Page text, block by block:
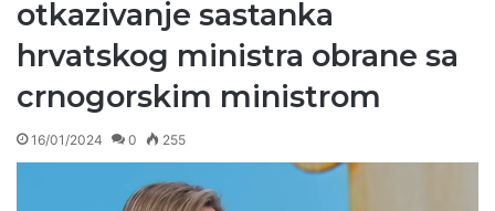
otkazivanje sastanka
hrvatskog ministra obrane sa
crnogorskim ministrom
16/01/2024 0 255